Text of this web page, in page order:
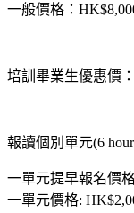
一般價格：
培訓畢業生優惠價
報讀個別單元(6
一單元提早報名價
一單元價格: